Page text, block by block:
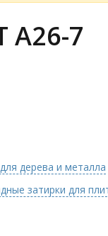
7
дерева и металла
затирки для